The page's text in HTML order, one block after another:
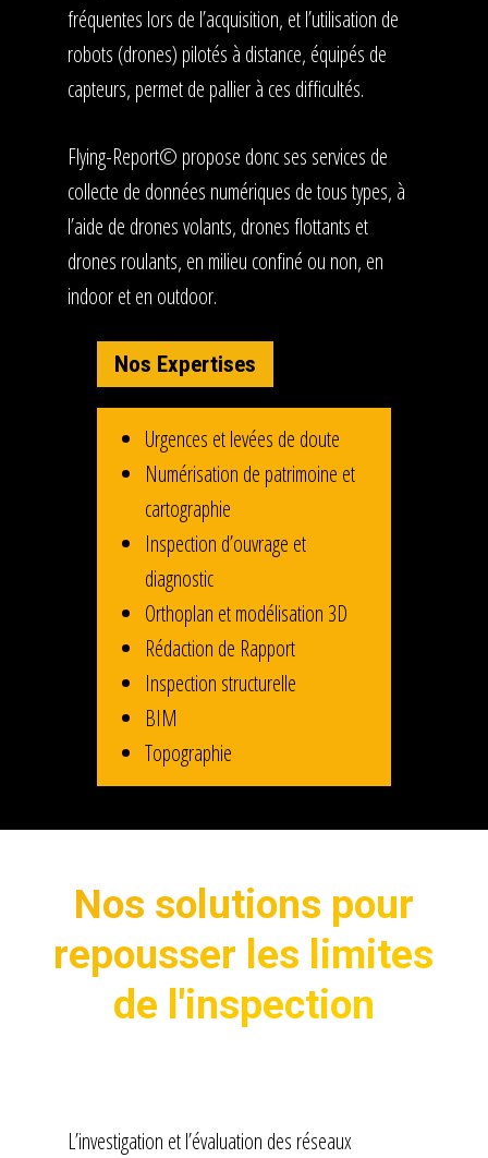
fréquentes lors de l’acquisition, et l’utilisation de
robots (drones) pilotés à distance, équipés de
capteurs, permet de pallier à ces difficultés.
Flying-Report© propose donc ses services de
collecte de données numériques de tous types, à
l’aide de drones volants, drones flottants et
drones roulants, en milieu confiné ou non, en
indoor et en outdoor.
Nos Expertises
Urgences et levées de doute
Numérisation de patrimoine et
cartographie
Inspection d’ouvrage et
diagnostic
Orthoplan et modélisation 3D
Rédaction de Rapport
Inspection structurelle
BIM
Topographie
Nos solutions pour
repousser les limites
de l'inspection
L’investigation et l’évaluation des réseaux